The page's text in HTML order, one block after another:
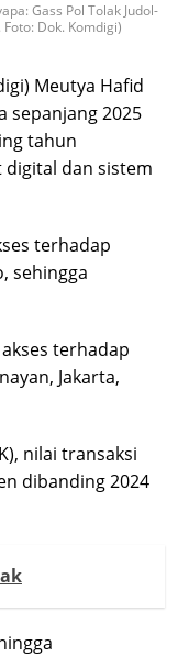
Gass Pol Tolak Judol-
Dok. Komdigi)
Meutya Hafid
sepanjang 2025
tahun
dan sistem
terhadap
sehingga
terhadap
Jakarta,
nilai transaksi
dibanding 2024